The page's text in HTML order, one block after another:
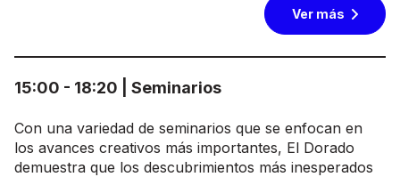
Ver más
15:00 - 18:20 | Seminarios
Con una variedad de seminarios que se enfocan en
los avances creativos más importantes, El Dorado
demuestra que los descubrimientos más inesperados